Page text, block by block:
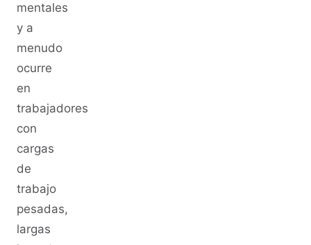
mentales
y a
menudo
ocurre
en
trabajadores
con
cargas
de
trabajo
pesadas,
largas